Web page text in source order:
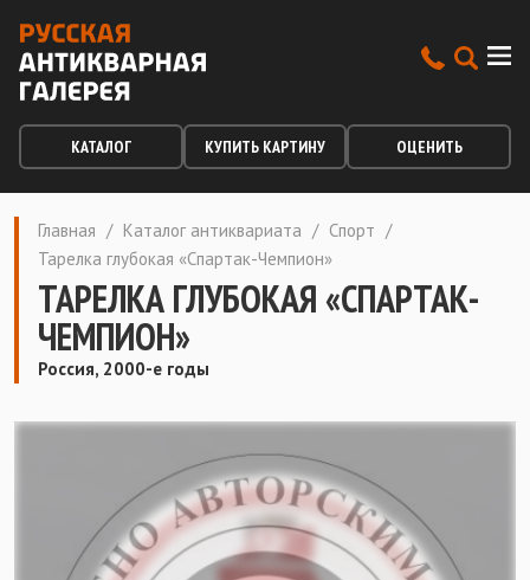
КАТАЛОГ КУПИТЬ КАРТИНУ ОЦЕНИТЬ
Главная / Каталог антиквариата / Спорт /
Тарелка глубокая «Спартак-Чемпион»
ТАРЕЛКА ГЛУБОКАЯ «СПАРТАК-
ЧЕМПИОН»
Россия, 2000-е годы